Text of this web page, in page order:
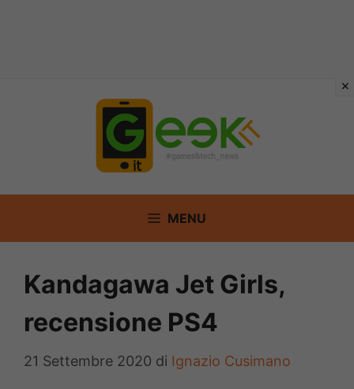
MENU
Kandagawa Jet Girls,
recensione PS4
21 Settembre 2020 di Ignazio Cusimano